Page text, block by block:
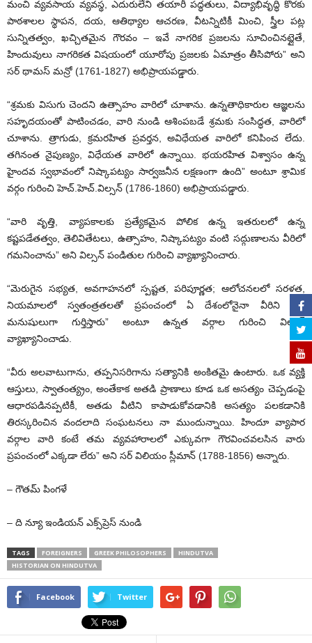
మంచి వ్యవసాయ వ్యవస్థ, ఎదురులేని తయారీ పద్ధతులు, విద్యాభివృద్ధి కొరకు
పాఠశాలల స్థాపన, దయ, ఆతిథ్యాల ఆచరణ, వీటన్నిటికీ మించి, స్త్రీల పట్ల
సున్నితత్వం, ఖచ్చితమైన గౌరవం – ఇవే నాగరిక ప్రజలను సూచించినట్లైతే,
హిందువులు నాగరికత విషయంలో యూరోపు ప్రజలకు ఏమాత్రం తీసిపోరు” అని
సర్‌ థామస్‌ మన్రో (1761-1827) అభిప్రాయపడ్డారు.
“శ్రమకు విసుగు చెందని ఉత్సాహం వారిలో చూశాను. ఉన్నతాధికారుల ఆజ్ఞలను
సహృదయంతో పాటించడం, వారి నుండి ఆశింపబడే శ్రమకు సంసిద్ధత, వారిలో
చూశాను. త్రాగుడు, క్రమరహిత ప్రవర్తన, అవిధేయత వారిలో కనిపించ లేదు.
తగినంత నైపుణ్యం, విధేయత వారిలో ఉన్నాయి. భయరహిత విశ్వాసం ఉన్న
హైందవ స్వభావంలో నిష్కాపట్యం సార్వజనీన లక్షణంగా ఉంది” అంటూ శ్రామిక
వర్గం గురించి హెచ్‌.హెచ్‌.విల్సన్‌ (1786-1860) అభిప్రాయపడ్డారు.
“వారి వృత్తి, వ్యాపకాలకు ప్రత్యేకమైన పోలిక ఉన్న ఇతరులలో ఉన్న
కష్టపడేతత్వం, తెలివితేటలు, ఉత్సాహం, నిష్కాపట్యం వంటి సద్గుణాలను వీరిలో
గమనించాను” అని విల్సన్‌ పండితుల గురించి వ్యాఖ్యానించారు.
“మెరుగైన సభ్యత, అవగాహనలో స్పష్టత, పరిపూర్ణత; ఆలోచనలలో సరళత,
నియమాలలో స్వతంత్రతలతో ప్రపంచంలో ఏ దేశంలోనైనా వీరిని పెద్ద
మనుషులుగా గుర్తిస్తారు” అంటూ ఉన్నత వర్గాల గురించి విల్సన్‌
వ్యాఖ్యానించాడు.
“వీరు అలవాటుగాను, తప్పనిసరిగాను సత్యానికి అంకితమై ఉంటారు. ఒక వ్యక్తి
ఆస్తులు, స్వాతంత్య్రం, అంతేకాక అతడి ప్రాణాలు కూడ ఒక అసత్యం చెప్పడంపై
ఆధారపడినప్పటికీ, అతడు వీటిని కాపాడుకోవడానికి అసత్యం పలకడానికి
తిరస్కరించిన వందలాది సంఘటనలు నా ముందున్నాయి. హిందూ వ్యాపార
వర్గాల వారి కంటే తమ వ్యవహారాలలో ఎక్కువగా గౌరవించవలసిన వారు
ప్రపంచంలో ఎక్కడా లేరు” అని సర్‌ విలియం స్లీమాన్‌ (1788-1856) అన్నారు.
– గౌతమ్‌ పింగళే
– ది న్యూ ఇండియన్‌ ఎక్స్‌ప్రెస్‌ నుండి
TAGS FOREIGNERS GREEK PHILOSOPHERS
HINDUTVA
HISTORIAN ON HINDUTVA
Facebook Twitter